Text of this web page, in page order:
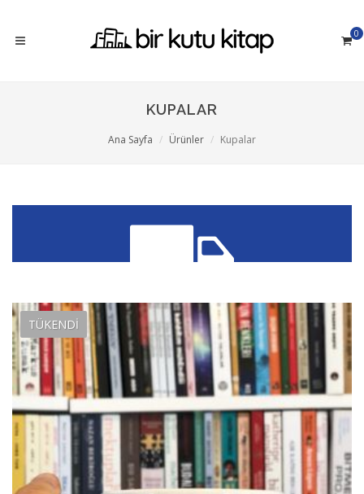
0
KUPALAR
Ana Sayfa Ürünler Kupalar
300 TL üzeri siparişlerinizde
KARGO ÜCRETSİZ!
TÜKENDİ